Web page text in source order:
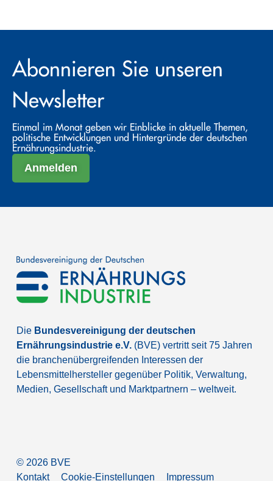
Abonnieren Sie unseren
Newsletter
Einmal im Monat geben wir Einblicke in aktuelle Themen,
politische Entwicklungen und Hintergründe der deutschen
Ernährungsindustrie.
Anmelden
Die Bundesvereinigung der deutschen
Ernährungsindustrie e.V. (BVE) vertritt seit 75 Jahren
die branchenübergreifenden Interessen der
Lebensmittelhersteller gegenüber Politik, Verwaltung,
Medien, Gesellschaft und Marktpartnern – weltweit.
© 2026BVE
Kontakt
Cookie-Einstellungen Impressum